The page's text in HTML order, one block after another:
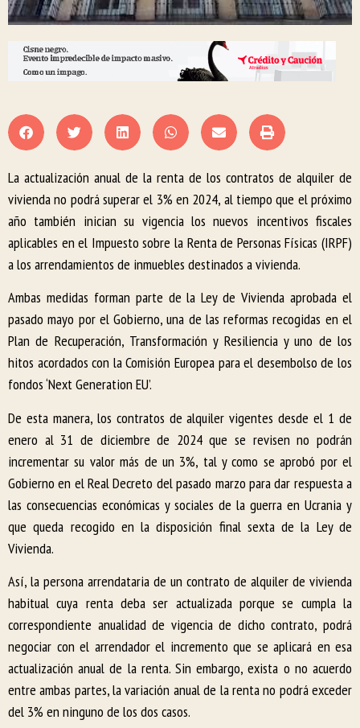
La actualización anual de la renta de los contratos de alquiler de
vivienda no podrá superar el 3% en 2024, al tiempo que el próximo
año también inician su vigencia los nuevos incentivos fiscales
aplicables en el Impuesto sobre la Renta de Personas Físicas (IRPF)
a los arrendamientos de inmuebles destinados a vivienda.
Ambas medidas forman parte de la Ley de Vivienda aprobada el
pasado mayo por el Gobierno, una de las reformas recogidas en el
Plan de Recuperación, Transformación y Resiliencia y uno de los
hitos acordados con la Comisión Europea para el desembolso de los
fondos ‘Next Generation EU’.
De esta manera, los contratos de alquiler vigentes desde el 1 de
enero al 31 de diciembre de 2024 que se revisen no podrán
incrementar su valor más de un 3%, tal y como se aprobó por el
Gobierno en el Real Decreto del pasado marzo para dar respuesta a
las consecuencias económicas y sociales de la guerra en Ucrania y
que queda recogido en la disposición final sexta de la Ley de
Vivienda.
Así, la persona arrendataria de un contrato de alquiler de vivienda
habitual cuya renta deba ser actualizada porque se cumpla la
correspondiente anualidad de vigencia de dicho contrato, podrá
negociar con el arrendador el incremento que se aplicará en esa
actualización anual de la renta. Sin embargo, exista o no acuerdo
entre ambas partes, la variación anual de la renta no podrá exceder
del 3% en ninguno de los dos casos.